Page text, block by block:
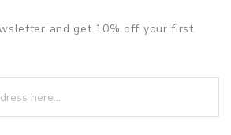
and get 10% off your first